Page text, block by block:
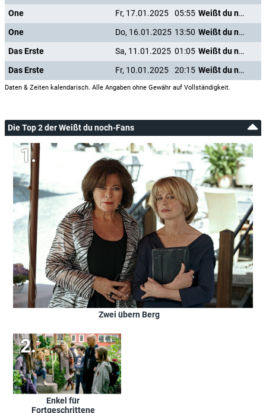
One
Fr, 17.01.2025 05:55
Weißt du noch
One
Do, 16.01.2025 13:50
Weißt du noch
Das Erste
Sa, 11.01.2025 01:05
Weißt du noch
Das Erste
Fr, 10.01.2025 20:15 Weißt du noch
Daten & Zeiten kalendarisch. Alle Angaben ohne Gewähr auf Vollständigkeit.
Die Top 2 der Weißt du noch-Fans
Zwei übern Berg
Enkel für
Fortgeschrittene